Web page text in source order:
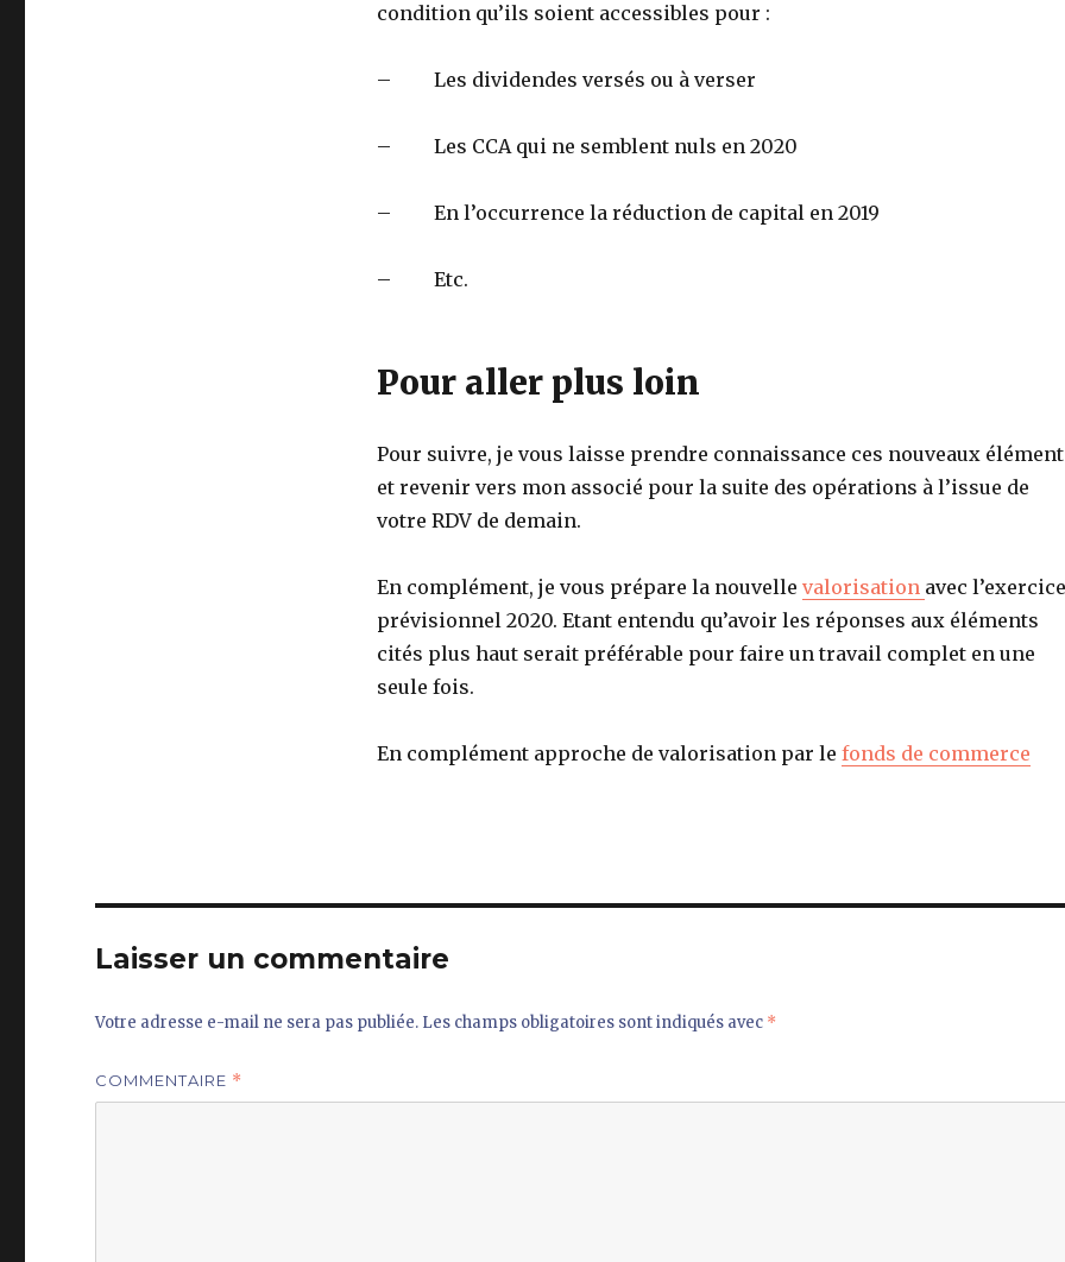
condition qu’ils soient accessibles pour :
– Les dividendes versés ou à verser
– Les CCA qui ne semblent nuls en 2020
– En l’occurrence la réduction de capital en 2019
– Etc.
Pour aller plus loin
Pour suivre, je vous laisse prendre connaissance ces nouveaux
et revenir vers mon associé pour la suite des opérations à l’issue de
votre RDV de demain.
En complément, je vous prépare la nouvelle valorisation avec l’exercice
prévisionnel 2020. Etant entendu qu’avoir les réponses aux éléments
cités plus haut serait préférable pour faire un travail complet en une
seule fois.
En complément approche de valorisation par le fonds de commerce
Laisser un commentaire
Votre adresse e-mail ne sera pas publiée. Les champs obligatoires sont indiqués avec *
COMMENTAIRE *